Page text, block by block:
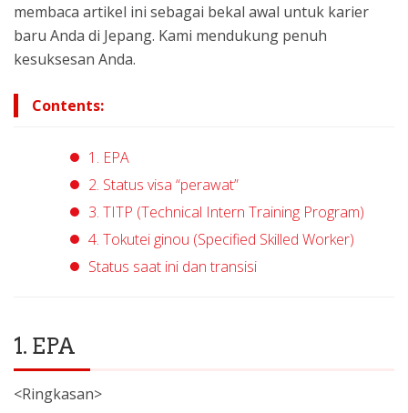
membaca artikel ini sebagai bekal awal untuk karier
baru Anda di Jepang. Kami mendukung penuh
kesuksesan Anda.
Contents:
1. EPA
2. Status visa “perawat”
3. TITP (Technical Intern Training Program)
4. Tokutei ginou (Specified Skilled Worker)
Status saat ini dan transisi
1. EPA
<Ringkasan>